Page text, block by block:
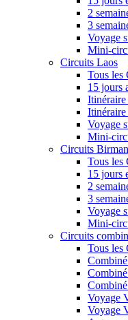
2
3
Voyage
Mini-
Circuits Laos
Tous les
15 jours
Itinéraire
Itinéraire
Voyage
Mini-
Circuits
Tous les
15 jours
2
3
Voyage
Mini-
Circuits
Tous les
Voyage
Voyage